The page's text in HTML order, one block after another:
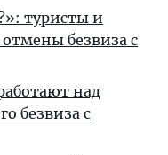
туристы и
безвиза с
над
безвиза с